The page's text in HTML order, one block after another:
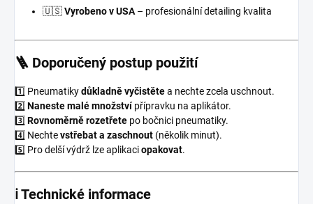
🇺🇸Vyrobeno v USA– profesionální detailing kvalita
🪜 Doporučený postup použití
1️⃣ Pneumatikydůkladně vyčistětea nechte zcela uschnout.
2️⃣ Naneste malé množstvípřípravku na aplikátor.
3️⃣ Rovnoměrně rozetřete po bočnici pneumatiky.
4️⃣ Nechtevstřebat a zaschnout (několik minut).
5️⃣ Pro delší výdrž lze aplikaciopakovat.
ℹ️ Technické informace